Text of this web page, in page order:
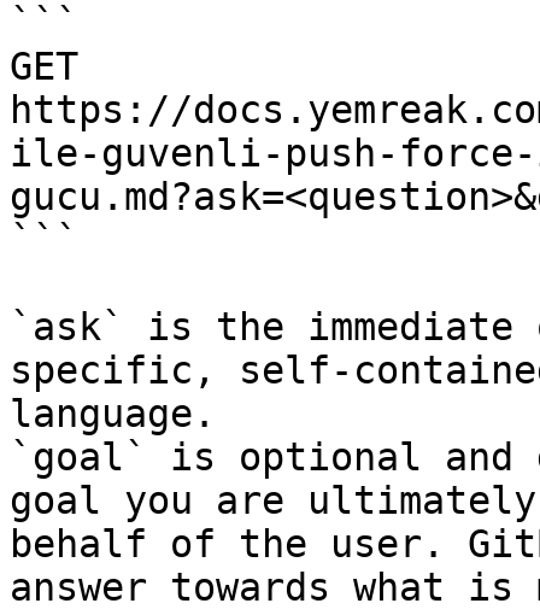
```
GET
https://
ile-guvenli-push-
```
`ask` is the
specific, self-
language.
`goal` is optional and
goal you are
behalf of the user.
answer towards what